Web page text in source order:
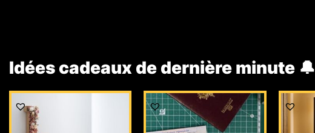
Idées cadeaux de dernière minute 🔔